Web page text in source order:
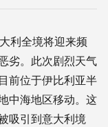
利全境将迎来频
劣。此次剧烈天气
前位于伊比利亚半
中海地区移动。这
吸引到意大利境